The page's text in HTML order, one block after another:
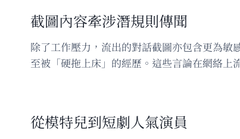
截圖內容牽涉潛規則傳聞
除了工作壓力，流出的對話截圖亦包含更為
至被「硬拖上床」的經歷。這些言論在網絡上
從模特兒到短劇人氣演員